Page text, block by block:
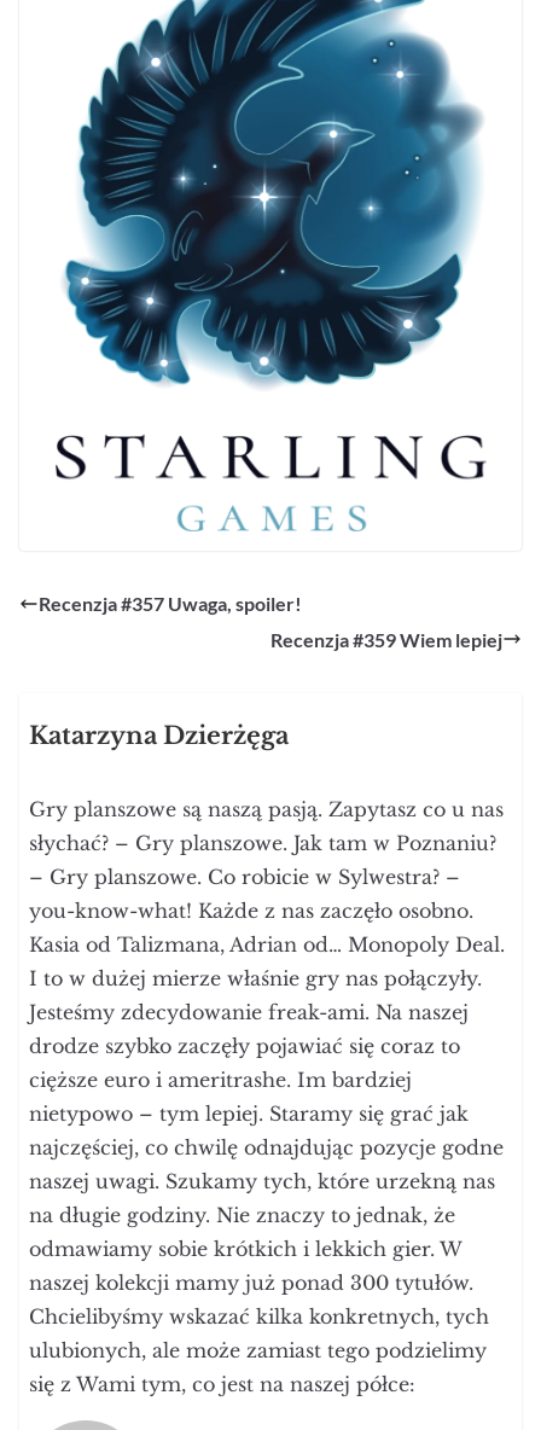
Recenzja #357 Uwaga, spoiler!
Recenzja #359 Wiem lepiej
Katarzyna Dzierżęga
Gry planszowe są naszą pasją. Zapytasz co u nas
słychać? – Gry planszowe. Jak tam w Poznaniu?
– Gry planszowe. Co robicie w Sylwestra? –
you-know-what! Każde z nas zaczęło osobno.
Kasia od Talizmana, Adrian od… Monopoly Deal.
I to w dużej mierze właśnie gry nas połączyły.
Jesteśmy zdecydowanie freak-ami. Na naszej
drodze szybko zaczęły pojawiać się coraz to
cięższe euro i ameritrashe. Im bardziej
nietypowo – tym lepiej. Staramy się grać jak
najczęściej, co chwilę odnajdując pozycje godne
naszej uwagi. Szukamy tych, które urzekną nas
na długie godziny. Nie znaczy to jednak, że
odmawiamy sobie krótkich i lekkich gier. W
naszej kolekcji mamy już ponad 300 tytułów.
Chcielibyśmy wskazać kilka konkretnych, tych
ulubionych, ale może zamiast tego podzielimy
się z Wami tym, co jest na naszej półce: